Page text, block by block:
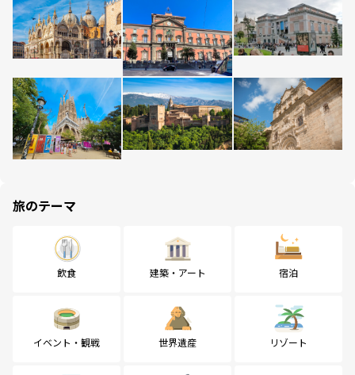
旅のテーマ
飲食 建築・アート 宿泊
イベント・観戦 世界遺産 リゾート